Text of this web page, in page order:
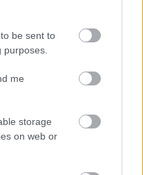
be sent to
me
storage
on web or
forduljon a blog szerkesztőjéhez.
tájékoztatóban